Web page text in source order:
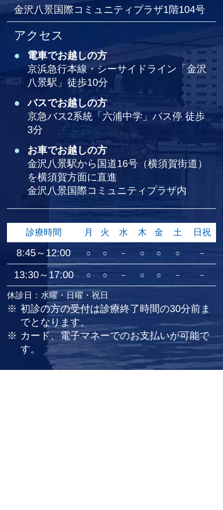
金沢八景国際コミュニティプラザ1階104号
アクセス
電車でお越しの方
京浜急行本線・シーサイドライン「金沢
八景駅」徒歩10分
バスでお越しの方
京急バス2系統「六浦中学」バス停 徒歩
3分
お車でお越しの方
金沢八景駅から国道16号（横須賀街道）
を横須賀方面に直進
金沢八景国際コミュニティプラザ内
休診日：水曜・日曜・祝日
診療時間 月 火 水 木 金 土 日祝
8:45～12:00 ○ ○ － ○ ○ ○ －
13:30～17:00 ○ ○ － ○ ○ － －
初診の方の受付は診療終了時間の30分前ま
でとなります。
カード、電子マネーでのお支払いが可能で
す。